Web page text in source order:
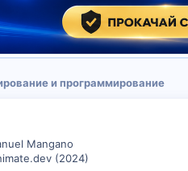
и программирование
Mangano
(2024)